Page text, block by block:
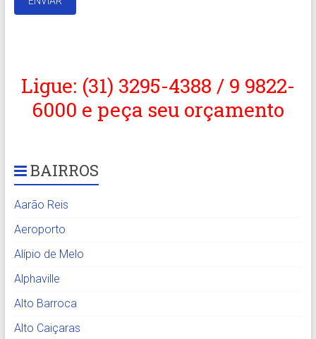
Ligue: (31) 3295-4388 / 9 9822-
6000 e peça seu orçamento
BAIRROS
Aarão Reis
Aeroporto
Alípio de Melo
Alphaville
Alto Barroca
Alto Caiçaras